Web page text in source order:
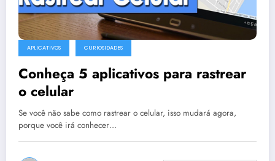
APLICATIVOS CURIOSIDADES
Conheça 5 aplicativos para rastrear
o celular
Se você não sabe como rastrear o celular, isso mudará agora,
porque você irá conhecer…